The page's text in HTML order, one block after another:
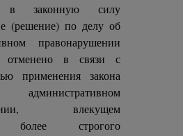
в законную силу
(решение) по делу об
правонарушении
отменено в связи с
применения закона
влекущем
более строгого